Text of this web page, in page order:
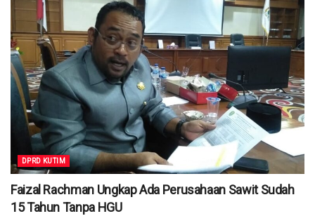
DPRD KUTIM
Faizal Rachman Ungkap Ada Perusahaan Sawit Sudah
15 Tahun Tanpa HGU